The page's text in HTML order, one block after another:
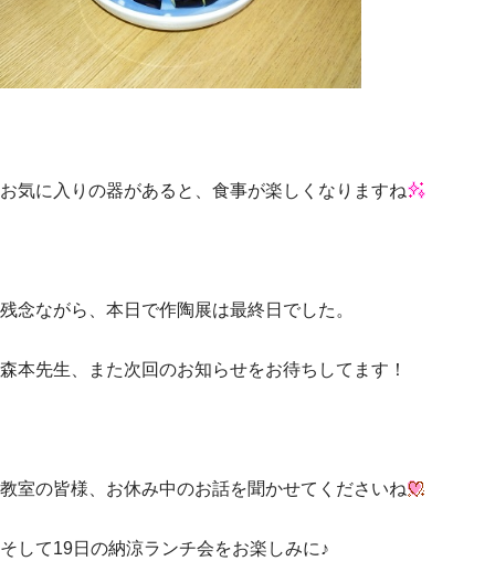
お気に入りの器があると、食事が楽しくなりますね
残念ながら、本日で作陶展は最終日でした。
森本先生、また次回のお知らせをお待ちしてます！
教室の皆様、お休み中のお話を聞かせてくださいね
そして19日の納涼ランチ会をお楽しみに♪